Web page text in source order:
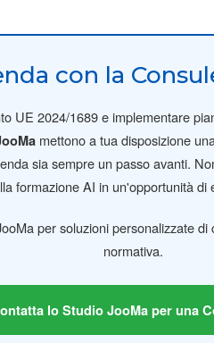
con la
UE 2024/1689 e implementare
mettono a tua disposizione
sia sempre un passo avanti.
formazione AI in un'opportunità di
per soluzioni personalizzate
normativa.
lo Studio JooMa per una